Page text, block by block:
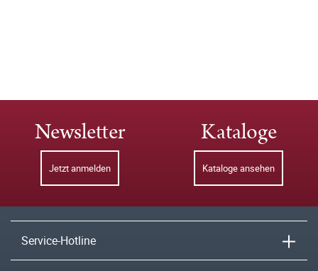
Newsletter
Jetzt anmelden
Kataloge
Kataloge ansehen
Service-Hotline